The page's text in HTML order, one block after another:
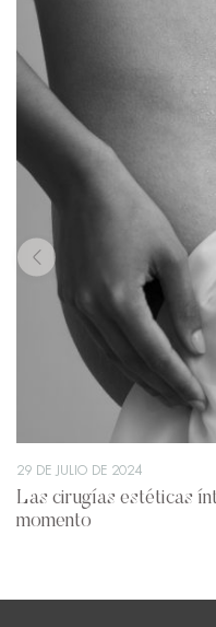
29 DE JULIO DE 2024
Las cirugías estéticas
momento